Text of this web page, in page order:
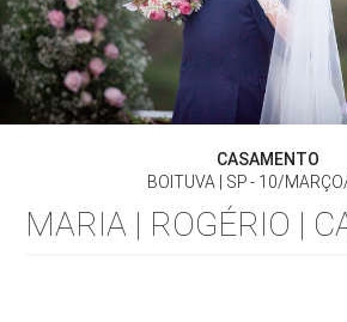
CASAMENTO
BOITUVA | SP
10/
MARIA | ROGÉRIO |